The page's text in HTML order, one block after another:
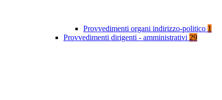
Provvedimenti organi indirizzo-politico 1
Provvedimenti dirigenti - amministrativi 29